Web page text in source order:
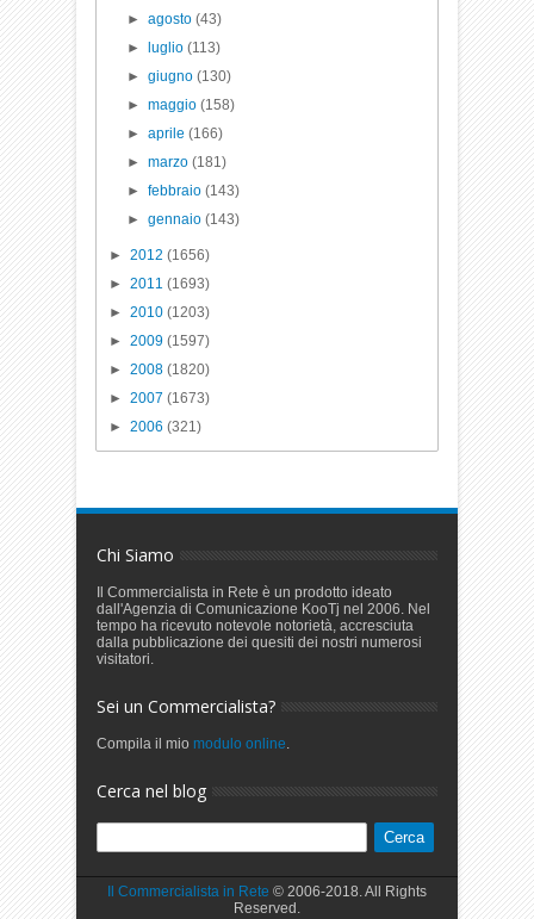
► agosto (43)
►
luglio (113)
► giugno (130)
► maggio (158)
► aprile (166)
► marzo (181)
► febbraio (143)
► gennaio (143)
►2012(1656)
►2011(1693)
►2010(1203)
►2009(1597)
►2008(1820)
►2007(1673)
►2006(321)
Chi Siamo
Il Commercialista in Rete è un prodotto ideato
dall'Agenzia di Comunicazione KooTj nel 2006. Nel
tempo ha ricevuto notevole notorietà, accresciuta
dalla pubblicazione dei quesiti dei nostri numerosi
visitatori.
Sei un Commercialista?
Compila il mio modulo online.
Cerca nel blog
Il Commercialista in Rete © 2006-2018. All Rights
Reserved.